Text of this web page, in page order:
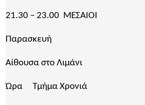
21.30 – 23.00 ΜΕΣΑΙΟΙ
Παρασκευή
Αίθουσα στο Λιμάνι
Ώρα Τμήμα Χρονιά